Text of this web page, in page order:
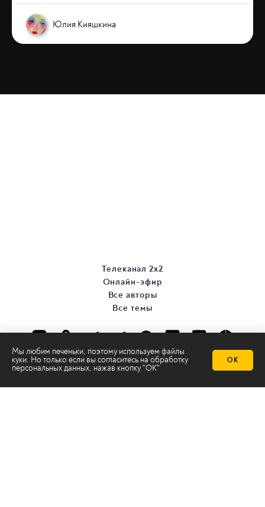
Юлия Кияшкина
Мы любим печеньки, поэтому используем файлы
куки. Но только если вы согласитесь на обработку
персональных данных, нажав кнопку "ОК"
ОК
Телеканал 2х2
Онлайн-эфир
Все авторы
Все темы